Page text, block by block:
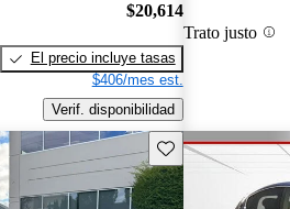
$20,614
El precio incluye tasas
$406/mes est.
Verif. disponibilidad
Trato justo
Guarda este Aviso